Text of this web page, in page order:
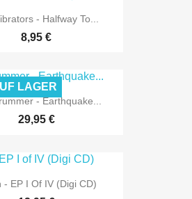
- Halfway To...
8,95 €
- Earthquake...
29,95 €
LAGER
- EP I Of IV (Digi CD)